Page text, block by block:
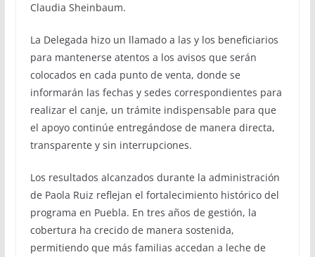
Claudia Sheinbaum.
La Delegada hizo un llamado a las y los beneficiarios
para mantenerse atentos a los avisos que serán
colocados en cada punto de venta, donde se
informarán las fechas y sedes correspondientes para
realizar el canje, un trámite indispensable para que
el apoyo continúe entregándose de manera directa,
transparente y sin interrupciones.
Los resultados alcanzados durante la administración
de Paola Ruiz reflejan el fortalecimiento histórico del
programa en Puebla. En tres años de gestión, la
cobertura ha crecido de manera sostenida,
permitiendo que más familias accedan a leche de